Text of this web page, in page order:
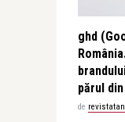
ghd
părul
de